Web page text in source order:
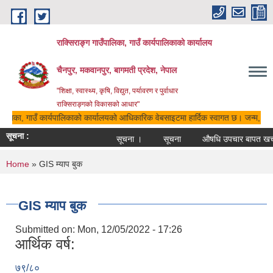
Skip to main content
राक्सिराङ्ग गाउँपालिका, गाउँ कार्यपालिकाको कार्यालय
चैनपुर, मकवानपुर, बागमती प्रदेश, नेपाल
"शिक्षा, स्वास्थ्य, कृषि, विद्युत, पर्यावरण र पुर्वाधार
राक्सिराङ्गको विकासको आधार"
गाउँ कार्यपालिकाको कार्यालयको आधिकारिक वेबसाइटमा हार्दिक स्वागत छ।
सूचना :
सूचना । सूचना औषधि उपचार बापत
You are here
Home » GIS म्याप बुक
GIS म्याप बुक
Submitted on: Mon, 12/05/2022 - 17:26
आर्थिक वर्ष:
७९/८०